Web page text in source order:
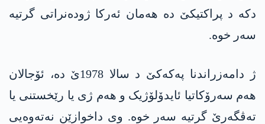
دکە د پراکتیکێ دە ھەمان ئەرکا ژودەنراتی گرتیە
سەر خوە.
ژ دامەزراندنا پەکەکێ د سالا 1978ێ دە، ئۆجالان
ھەم سەرۆکاتیا ئایدۆلۆژیک و ھەم ژی یا رێخستنی یا
تەڤگەرێ گرتیە سەر خوە. وی داخوازێن نەتەوەیی